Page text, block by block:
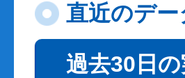
直近のデー
過去30日